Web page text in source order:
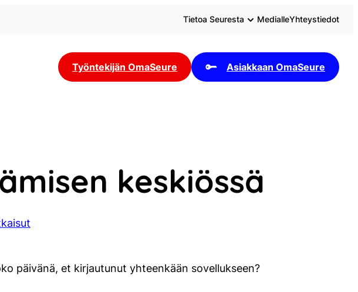
Tietoa Seuresta MedialleYhteystiedot
Työntekijän OmaSeure Asiakkaan OmaSeure
keskiössä
päivänä, et kirjautunut yhteenkään sovellukseen?